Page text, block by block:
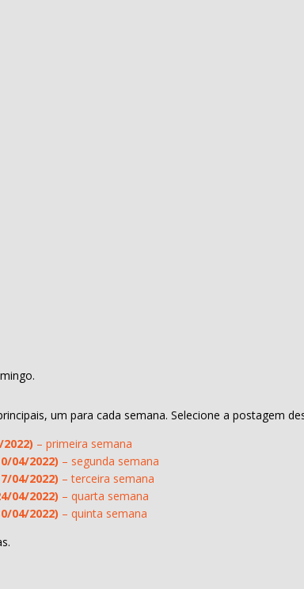
um para cada semana. Selecione a postagem
– primeira semana
04/2022) – segunda semana
04/2022) – terceira semana
04/2022) – quarta semana
04/2022) – quinta semana